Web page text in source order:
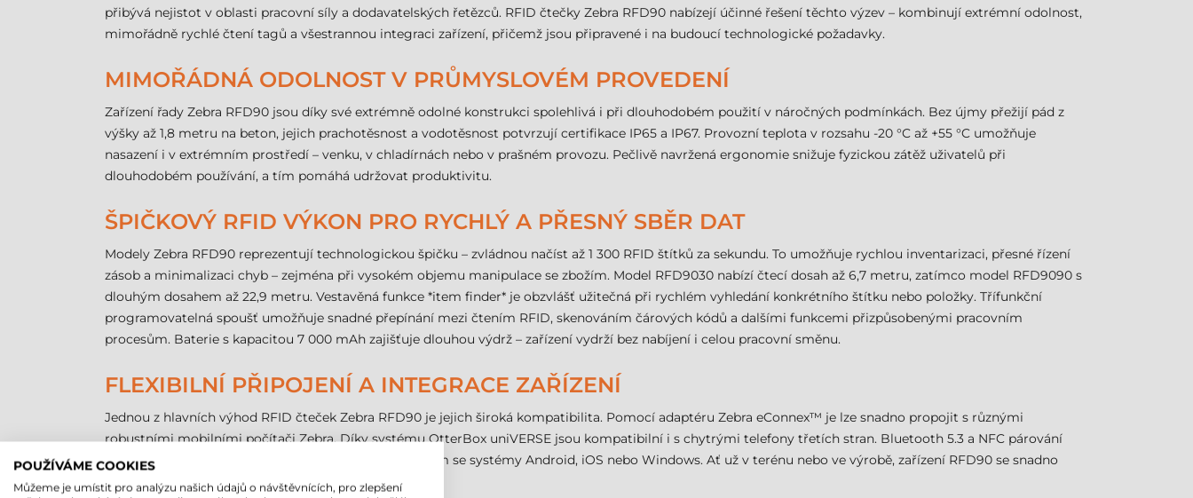
přibývá nejistot v oblasti pracovní síly a dodavatelských řetězců. RFID čtečky Zebra RFD90 nabízejí účinné řešení těchto výzev – kombinují extrémní odolnost,
mimořádně rychlé čtení tagů a všestrannou integraci zařízení, přičemž jsou připravené i na budoucí technologické požadavky.
MIMOŘÁDNÁ ODOLNOST V PRŮMYSLOVÉM PROVEDENÍ
Zařízení řady Zebra RFD90 jsou díky své extrémně odolné konstrukci spolehlivá i při dlouhodobém použití v náročných podmínkách. Bez újmy přežijí pád z
výšky až 1,8 metru na beton, jejich prachotěsnost a vodotěsnost potvrzují certifikace IP65 a IP67. Provozní teplota v rozsahu -20 °C až +55 °C umožňuje
nasazení i v extrémním prostředí – venku, v chladírnách nebo v prašném provozu. Pečlivě navržená ergonomie snižuje fyzickou zátěž uživatelů při
dlouhodobém používání, a tím pomáhá udržovat produktivitu.
ŠPIČKOVÝ RFID VÝKON PRO RYCHLÝ A PŘESNÝ SBĚR DAT
Modely Zebra RFD90 reprezentují technologickou špičku – zvládnou načíst až 1 300 RFID štítků za sekundu. To umožňuje rychlou inventarizaci, přesné řízení
zásob a minimalizaci chyb – zejména při vysokém objemu manipulace se zbožím. Model RFD9030 nabízí čtecí dosah až 6,7 metru, zatímco model RFD9090 s
dlouhým dosahem až 22,9 metru. Vestavěná funkce *item finder* je obzvlášť užitečná při rychlém vyhledání konkrétního štítku nebo položky. Třífunkční
programovatelná spoušť umožňuje snadné přepínání mezi čtením RFID, skenováním čárových kódů a dalšími funkcemi přizpůsobenými pracovním
procesům. Baterie s kapacitou 7 000 mAh zajišťuje dlouhou výdrž – zařízení vydrží bez nabíjení i celou pracovní směnu.
FLEXIBILNÍ PŘIPOJENÍ A INTEGRACE ZAŘÍZENÍ
Jednou z hlavních výhod RFID čteček Zebra RFD90 je jejich široká kompatibilita. Pomocí adaptéru Zebra eConnex™ je lze snadno propojit s různými
robustními mobilními počítači Zebra. Díky systému OtterBox uniVERSE jsou kompatibilní i s chytrými telefony třetích stran. Bluetooth 5.3 a NFC párování
umožňují rychlé a bezproblémové připojení k zařízením se systémy Android, iOS nebo Windows. Ať už v terénu nebo ve výrobě, zařízení RFD90 se snadno
integrují do stávající digitální infrastruktury.
POUŽÍVÁME COOKIES
Můžeme je umístit pro analýzu našich údajů o návštěvnících, pro zlepšení